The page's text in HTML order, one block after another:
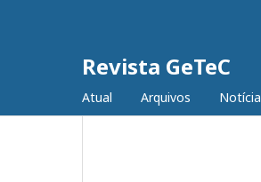
Revista GeTeC
Atual Arquivos